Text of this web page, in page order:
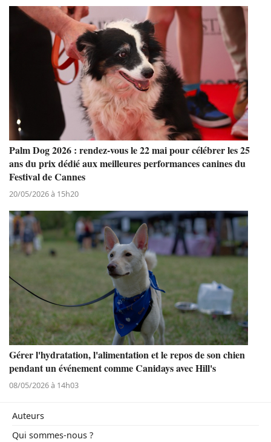
Palm Dog 2026 : rendez-vous le 22 mai pour célébrer les 25
ans du prix dédié aux meilleures performances canines du
Festival de Cannes
20/05/2026 à 15h20
Gérer l'hydratation, l'alimentation et le repos de son chien
pendant un événement comme Canidays avec Hill's
08/05/2026 à 14h03
Auteurs
Qui sommes-nous ?